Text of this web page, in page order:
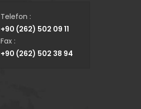
Telefon :
+90 (262) 502 09 11
Fax :
+90 (262) 502 38 94